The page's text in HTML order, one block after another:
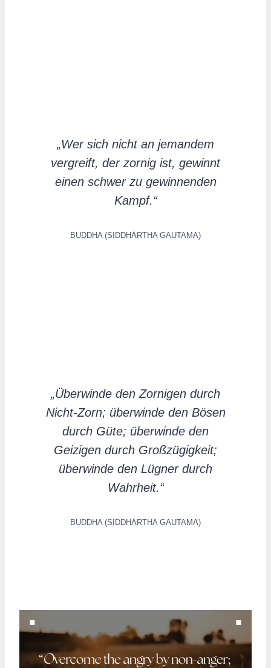
„Wer sich nicht an jemandem
vergreift, der zornig ist, gewinnt
einen schwer zu gewinnenden
Kampf.“
BUDDHA (SIDDHĀRTHA GAUTAMA)
„Überwinde den Zornigen durch
Nicht-Zorn; überwinde den Bösen
durch Güte; überwinde den
Geizigen durch Großzügigkeit;
überwinde den Lügner durch
Wahrheit.“
BUDDHA (SIDDHĀRTHA GAUTAMA)